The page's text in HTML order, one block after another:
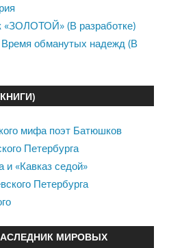
«ЗОЛОТОЙ» (В разработке)
Время обманутых надежд (В
мифа поэт Батюшков
Петербурга
и «Кавказ седой»
Петербурга
МИРОВЫХ